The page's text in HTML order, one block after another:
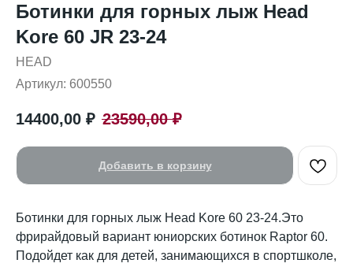
Ботинки для горных лыж Head
Kore 60 JR 23-24
HEAD
Артикул: 600550
14400,00 ₽ 23590,00 ₽
Добавить в корзину
Ботинки для горных лыж Head Kore 60 23-24.Это
фрирайдовый вариант юниорских ботинок Raptor 60.
Подойдет как для детей, занимающихся в спортшколе,